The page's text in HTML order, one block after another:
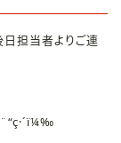
担当者よりご連